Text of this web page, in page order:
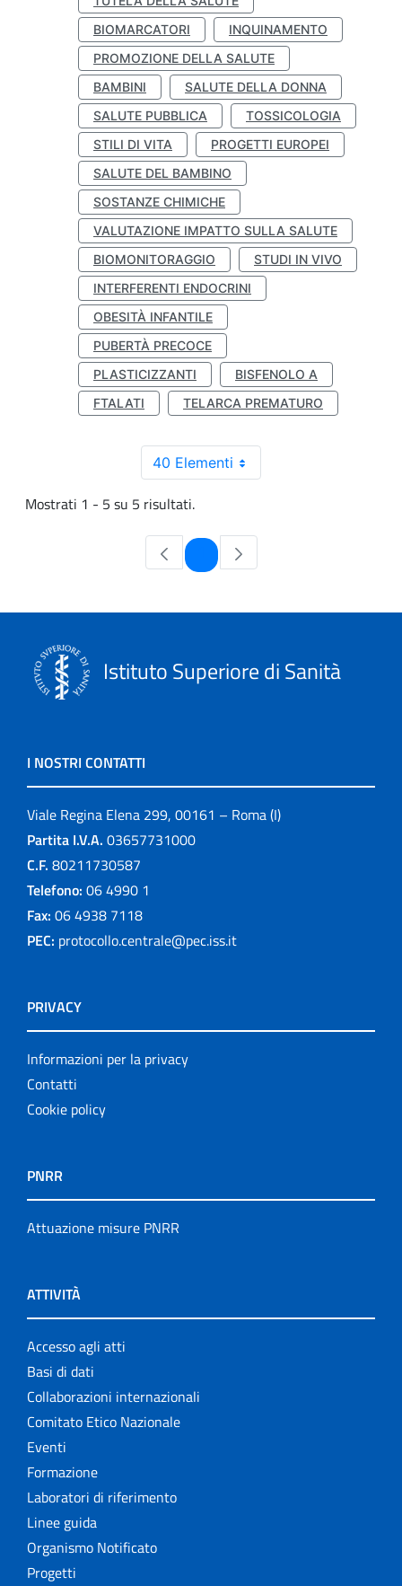
BIOMARCATORI
INQUINAMENTO
PROMOZIONE DELLA SALUTE
BAMBINI
SALUTE DELLA DONNA
SALUTE PUBBLICA
TOSSICOLOGIA
STILI DI VITA
PROGETTI EUROPEI
SALUTE DEL BAMBINO
SOSTANZE CHIMICHE
VALUTAZIONE IMPATTO SULLA SALUTE
BIOMONITORAGGIO
STUDI IN VIVO
INTERFERENTI ENDOCRINI
OBESITÀ INFANTILE
PUBERTÀ PRECOCE
PLASTICIZZANTI
BISFENOLO A
FTALATI
TELARCA PREMATURO
40 Elementi
Mostrati 1 - 5 su 5 risultati.
Pagina
Istituto Superiore di Sanità
I NOSTRI CONTATTI
Viale Regina Elena 299, 00161 – Roma (I)
Partita I.V.A. 03657731000
C.F. 80211730587
Telefono: 06 4990 1
Fax: 06 4938 7118
PEC: protocollo.centrale@pec.iss.it
PRIVACY
Informazioni per la privacy
Contatti
Cookie policy
PNRR
Attuazione misure PNRR
ATTIVITÀ
Accesso agli atti
Basi di dati
Collaborazioni internazionali
Comitato Etico Nazionale
Eventi
Formazione
Laboratori di riferimento
Linee guida
Organismo Notificato
Progetti